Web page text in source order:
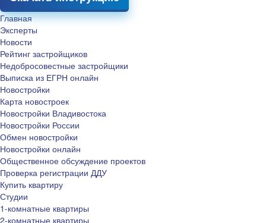
Главная
Эксперты
Новости
Рейтинг застройщиков
Недобросовестные застройщики
Выписка из ЕГРН онлайн
Новостройки
Карта новостроек
Новостройки Владивостока
Новостройки России
Обмен новостройки
Новостройки онлайн
Общественное обсуждение проектов
Проверка регистрации ДДУ
Купить квартиру
Студии
1-комнатные квартиры
2-комнатные квартиры